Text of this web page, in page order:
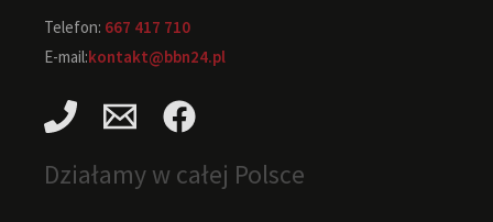
Telefon: 667 417 710
E-mail:kontakt@bbn24.pl
Działamy w całej Polsce